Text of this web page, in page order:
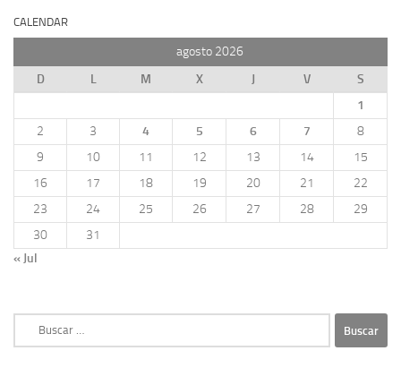
CALENDAR
agosto 2026
D
L M X J V
S
1
2
3 4 5 6 7
8
9
10 11 12 13 14
15
16
17 18 19 20 21
22
23
24 25 26 27 28
29
30
31
« Jul